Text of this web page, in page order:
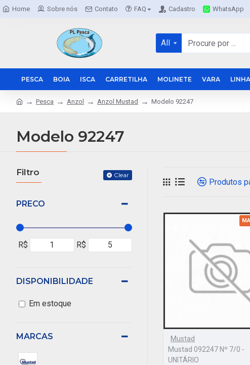
Home Sobre nós Contato FAQ Cadastro WhatsApp
All
PESCA BOIA ISCA CARRETILHA MOLINETE VARA LINHA
Pesca Anzol Anzol Mustad Modelo 92247
Modelo 92247
Filtro Clear
PRECO
R$ R$
MARCAS
DISPONIBILIDADE
Em estoque
Produtos
Mustad
Mustad 092247 Nº 7/0 -
UNITÁRIO